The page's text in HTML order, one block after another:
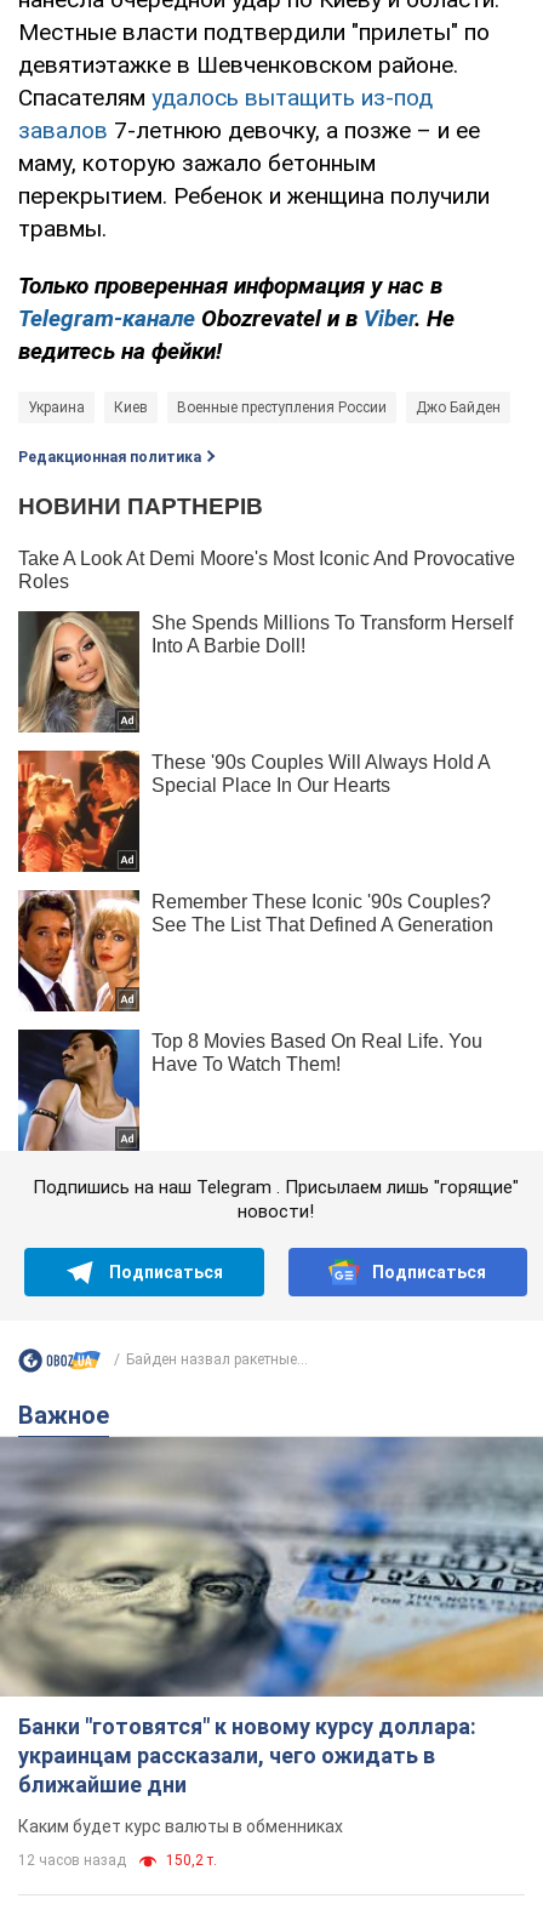
Местные власти подтвердили "прилеты" по
девятиэтажке в Шевченковском районе.
Спасателям удалось вытащить из-под
завалов 7-летнюю девочку, а позже – и ее
маму, которую зажало бетонным
перекрытием. Ребенок и женщина получили
травмы.
Только проверенная информация у нас в
Telegram-канале Obozrevatel и в Viber. Не
ведитесь на фейки!
Украина Киев Военные преступления России Джо Байден
Редакционная политика
Подпишись на наш Telegram . Присылаем лишь "горящие"
новости!
Подписаться Подписаться
Байден назвал ракетные...
Важное
Банки "готовятся" к новому курсу доллара:
украинцам рассказали, чего ожидать в
ближайшие дни
Каким будет курс валюты в обменниках
12 часов назад 150,2 т.